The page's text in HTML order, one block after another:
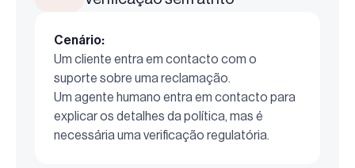
Cenário:
Um cliente entra em contacto com o
suporte sobre uma reclamação.
Um agente humano entra em contacto para
explicar os detalhes da política, mas é
necessária uma verificação regulatória.